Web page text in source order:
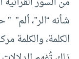
شأنه “الر”،
الكلمة، والكلمة